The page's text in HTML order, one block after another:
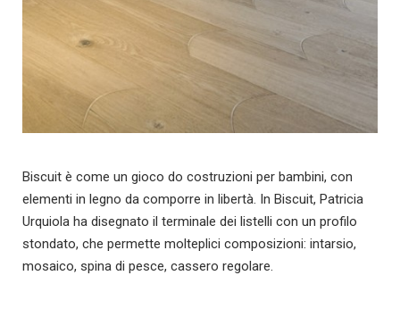
Biscuit è come un gioco do costruzioni per bambini, con
elementi in legno da comporre in libertà. In Biscuit, Patricia
Urquiola ha disegnato il terminale dei listelli con un profilo
stondato, che permette molteplici composizioni: intarsio,
mosaico, spina di pesce, cassero regolare.